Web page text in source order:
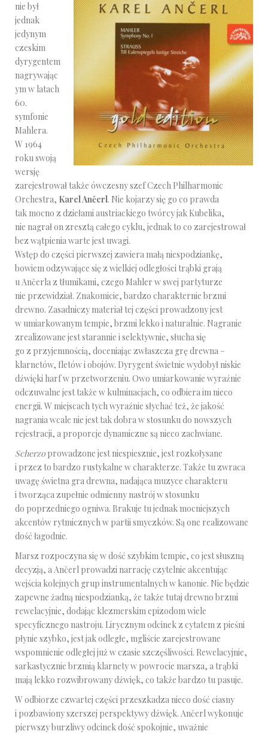
nie był
jednak
jedynym
czeskim
dyrygentem
nagrywając
ym w latach
60.
symfonie
Mahlera.
W 1964
roku swoją
wersję
zarejestrował także ówczesny szef Czech Philharmonic
Orchestra, Karel Ančerl. Nie kojarzy się go co prawda
tak mocno z dziełami austriackiego twórcy jak Kubelika,
nie nagrał on zresztą całego cyklu, jednak to co zarejestrował
bez wątpienia warte jest uwagi.
Wstęp do części pierwszej zawiera małą niespodziankę,
bowiem odzywające się z wielkiej odległości trąbki grają
u Ančerla z tłumikami, czego Mahler w swej partyturze
nie przewidział. Znakomicie, bardzo charakternie brzmi
drewno. Zasadniczy materiał tej części prowadzony jest
w umiarkowanym tempie, brzmi lekko i naturalnie. Nagranie
zrealizowane jest starannie i selektywnie, słucha się
go z przyjemnością, doceniając zwłaszcza grę drewna –
klarnetów, fletów i obojów. Dyrygent świetnie wydobył niskie
dźwięki harf w przetworzeniu. Owo umiarkowanie wyraźnie
odczuwalne jest także w kulminacjach, co odbiera im nieco
energii. W miejscach tych wyraźnie słychać też, że jakość
nagrania wcale nie jest tak dobra w stosunku do nowszych
rejestracji, a proporcje dynamiczne są nieco zachwiane.
Scherzo prowadzone jest niespiesznie, jest rozkołysane
i przez to bardzo rustykalne w charakterze. Także tu zwraca
uwagę świetna gra drewna, nadająca muzyce charakteru
i tworząca zupełnie odmienny nastrój w stosunku
do poprzedniego ogniwa. Brakuje tu jednak mocniejszych
akcentów rytmicznych w partii smyczków. Są one realizowane
dość łagodnie.
Marsz rozpoczyna się w dość szybkim tempie, co jest słuszną
decyzją, a Ančerl prowadzi narrację czytelnie akcentując
wejścia kolejnych grup instrumentalnych w kanonie. Nie będzie
zapewne żadną niespodzianką, że także tutaj drewno brzmi
rewelacyjnie, dodając klezmerskim epizodom wiele
specyficznego nastroju. Lirycznym odcinek z cytatem z pieśni
płynie szybko, jest jak odległe, mgliście zarejestrowane
wspomnienie odległej już w czasie szczęśliwości. Rewelacyjnie,
sarkastycznie brzmią klarnety w powrocie marsza, a trąbki
mają lekko rozwibrowany dźwięk, co także bardzo tu pasuje.
W odbiorze czwartej części przeszkadza nieco dość ciasny
i pozbawiony szerszej perspektywy dźwięk. Ančerl wykonuje
pierwszy burzliwy odcinek dość spokojnie, uważnie